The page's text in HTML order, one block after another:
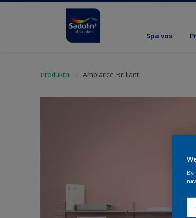
Spalvos
Produktai Ambiance Brilliant
By